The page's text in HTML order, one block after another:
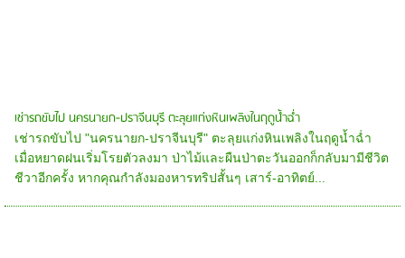
เช่ารถขับไป นครนายก-ปราจีนบุรี ตะลุยแก่งหินเพลิงในฤดูน้ำฉ่ำ
เช่ารถขับไป "นครนายก-ปราจีนบุรี" ตะลุยแก่งหินเพลิงในฤดูน้ำฉ่ำ
เมื่อหยาดฝนเริ่มโรยตัวลงมา ป่าไม้และผืนป่าตะวันออกก็กลับมามีชีวิต
ชีวาอีกครั้ง หากคุณกำลังมองหารทริปสั้นๆ เสาร์-อาทิตย์...